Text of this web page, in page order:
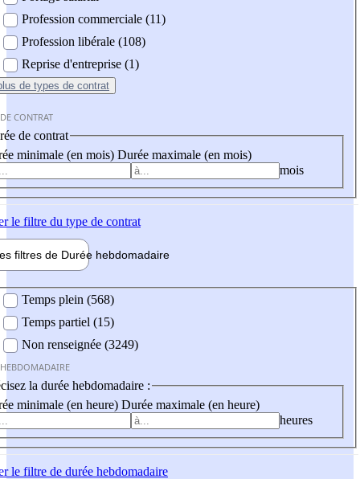
Profession commerciale (11)
Profession libérale (108)
Reprise d'entreprise (1)
de types de contrat
CONTRAT
de contrat
minimale (en mois) Durée maximale (en mois)
mois
le filtre du type de contrat
filtres de Durée hebdomadaire
Temps plein (568)
Temps partiel (15)
Non renseignée (3249)
la durée hebdomadaire :
minimale (en heure) Durée maximale (en heure)
heures
le filtre de durée hebdomadaire